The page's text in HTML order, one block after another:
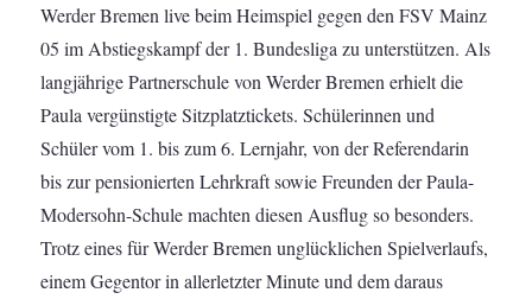
Werder Bremen live beim Heimspiel gegen den FSV Mainz
05 im Abstiegskampf der 1. Bundesliga zu unterstützen. Als
langjährige Partnerschule von Werder Bremen erhielt die
Paula vergünstigte Sitzplatztickets. Schülerinnen und
Schüler vom 1. bis zum 6. Lernjahr, von der Referendarin
bis zur pensionierten Lehrkraft sowie Freunden der Paula-
Modersohn-Schule machten diesen Ausflug so besonders.
Trotz eines für Werder Bremen unglücklichen Spielverlaufs,
einem Gegentor in allerletzter Minute und dem daraus